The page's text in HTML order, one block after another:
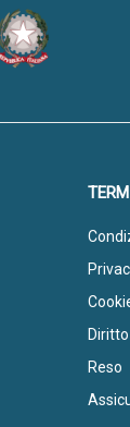
Reso